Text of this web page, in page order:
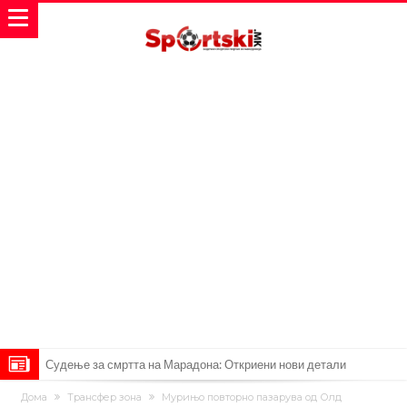
Судење за смртта на Марадона: Откриени нови детали
Англиски репрезентативец обвинет за напад во ноќен клуб – ќе
Дома Трансфер зона
Мурињо повторно пазарува од Олд